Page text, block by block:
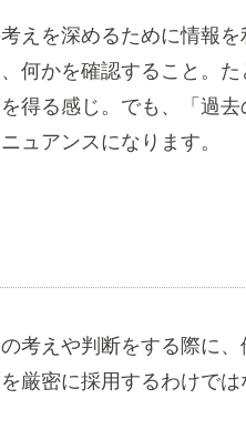
考えを深めるために情報
何かを確認すること。
得る感じ。でも、「過
ュアンスになります。
の考えや判断をする際に
厳密に採用するわけで